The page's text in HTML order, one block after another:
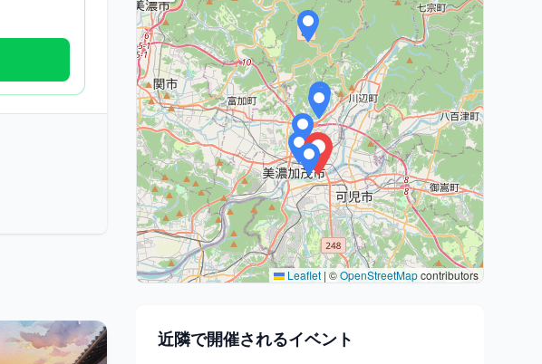
Leaflet | ©OpenStreetMapcontributors
近隣で開催されるイベント